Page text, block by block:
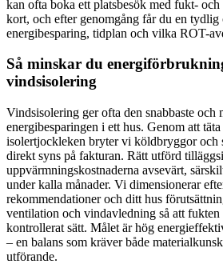
kan ofta boka ett platsbesök med fukt-
kort, och efter genomgång får du en tydlig
energibesparing, tidplan och vilka ROT-
Så minskar du
vindsisolering
Vindsisolering ger ofta den snabbaste och
energibesparingen i ett hus. Genom att
isolertjockleken bryter vi köldbryggor och
direkt syns på fakturan. Rätt utförd
uppvärmningskostnaderna avsevärt,
under kalla månader. Vi dimensionerar
rekommendationer och ditt hus
ventilation och vindavledning så att fukten
kontrollerat sätt. Målet är hög
– en balans som kräver både
utförande.